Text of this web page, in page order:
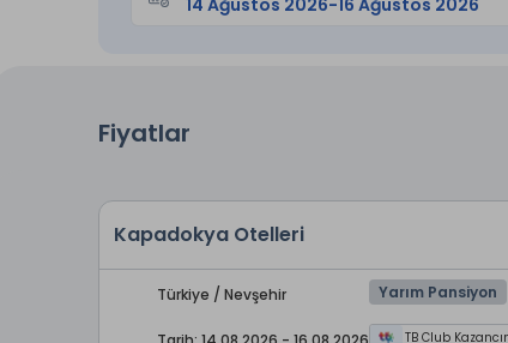
Fiyatlar
Kapadokya Otelleri
Türkiye / Nevşehir Yarım Pansiyon
TB Club